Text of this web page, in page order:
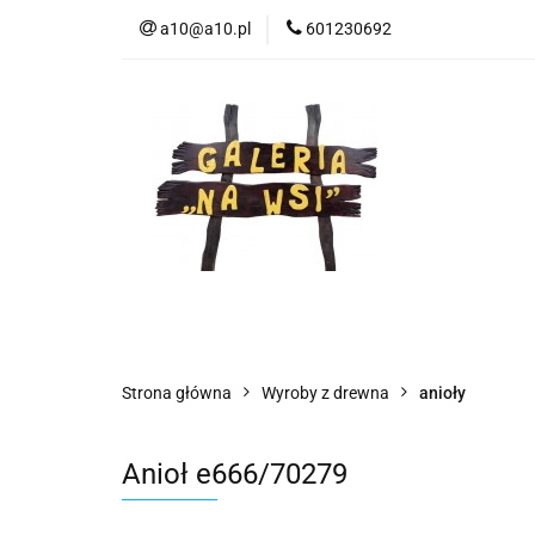
a10@a10.pl 601230692
Strona główna Wyroby z drewna anioły
Anioł e666/70279